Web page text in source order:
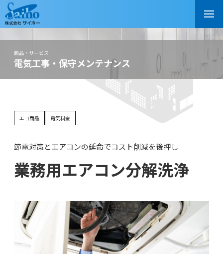
商品・サービス
電気工事・保守メンテナンス
エコ商品 電気料金
節電対策とエアコンの延命でコスト削減を後押し
業務用エアコン分解洗浄